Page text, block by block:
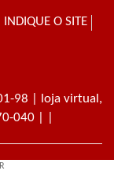
INDIQUE O SITE
98 | loja virtual,
040 | |